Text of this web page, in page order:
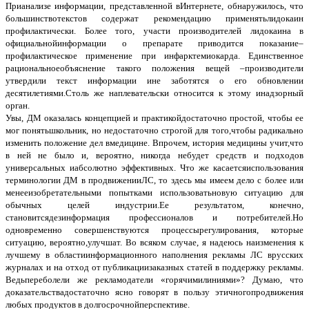
Прианализе информации, представленной вИнтернете, обнаружилось, что
большинствотекстов содержат рекомендацию применятьлидокаин
профилактически. Более того, участи производителей лидокаина в
официальнойинформации о препарате приводится показание–
профилактическое применение при инфарктемиокарда. Единственное
рациональноеобъяснение такого положения вещей –производители
утвердили текст информации ине заботятся о его обновлении
десятилетиями.Столь же наплевательски относится к этому инадзорный
орган.
Увы, ДМ оказалась концепцией и практикойдостаточно простой, чтобы ее
мог понятьшкольник, но недостаточно строгой для того,чтобы радикально
изменить положение дел вмедицине. Впрочем, история медицины учит,что
в ней не было и, вероятно, никогда небудет средств и подходов
универсальных иабсолютно эффективных. Что же касаетсяиспользования
терминологии ДМ в продвиженииЛС, то здесь мы имеем дело с более или
менееизобретательными попытками использоватьновую ситуацию для
обычных целей индустрии.Ее результатом, конечно,
становитсядезинформация профессионалов и потребителей.Но
одновременно совершенствуются процессырегулирования, которые
ситуацию, вероятно,улучшат. Во всяком случае, я надеюсь наизменения к
лучшему в областиинформационного наполнения рекламы ЛС врусских
журналах и на отход от публикациизаказных статей в поддержку рекламы.
Ведьпереболели же рекламодатели «горячимилиниями»? Думаю, что
доказательствадостаточно ясно говорят в пользу этичногопродвижения
любых продуктов в долгосрочнойперспективе.